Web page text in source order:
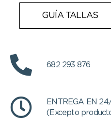
GUÍA TALLAS
682 293 876
ENTREGA EN
(Excepto